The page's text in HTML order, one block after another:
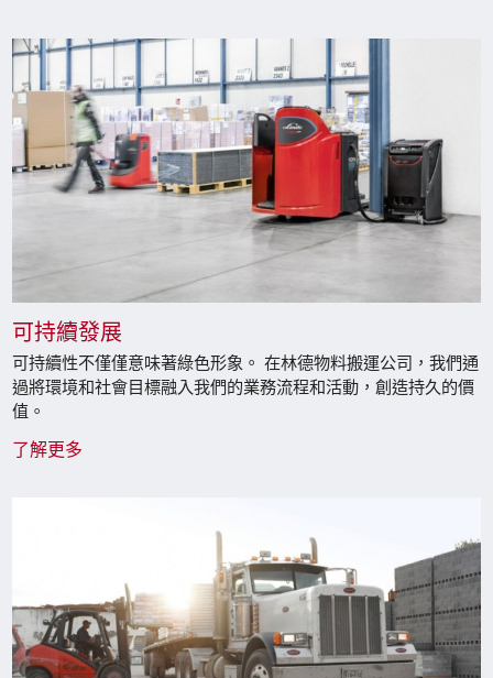
可持續發展
可持續性不僅僅意味著綠色形象。 在林德物料搬運公司，我們通
過將環境和社會目標融入我們的業務流程和活動，創造持久的價
值。
了解更多